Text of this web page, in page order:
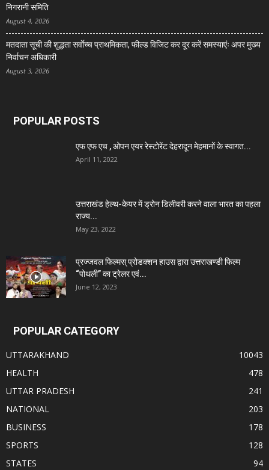
निगरानी समिति
August 4, 2026
मतदाता सूची की शुद्धता सर्वाेच्च प्राथमिकता, फील्ड विजिट कर दूर करें समस्याएंः अपर मुख्य
निर्वाचन अधिकारी
August 3, 2026
POPULAR POSTS
एफ एफ एच , ओपन एयर रेस्टोरेंट देहरादून मेहमानों के स्वागत...
April 11, 2022
उत्तराखंड हेल्थ-केयर में ड्रोन डिलीवरी करने वाला भारत का पहला
राज्य...
May 23, 2022
प्रज्जवल फिल्मस् प्रोडक्शन हाउस द्वारा उत्तराखण्डी फिल्म
“पोथली” का ट्रेलर एवं...
June 12, 2023
POPULAR CATEGORY
UTTARAKHAND
10043
HEALTH
478
UTTAR PRADESH
241
NATIONAL
203
BUSINESS
178
SPORTS
128
STATES
94